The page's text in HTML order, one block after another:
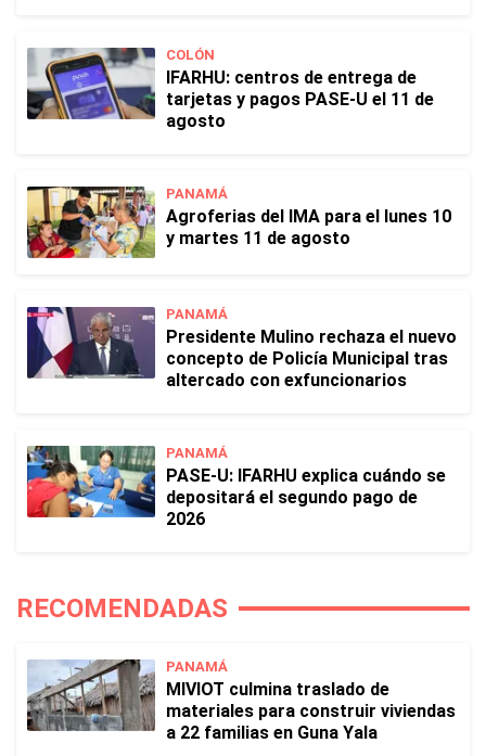
COLÓN
IFARHU: centros de entrega de
tarjetas y pagos PASE-U el 11 de
agosto
PANAMÁ
Agroferias del IMA para el lunes 10
y martes 11 de agosto
PANAMÁ
Presidente Mulino rechaza el nuevo
concepto de Policía Municipal tras
altercado con exfuncionarios
PANAMÁ
PASE-U: IFARHU explica cuándo se
depositará el segundo pago de
2026
RECOMENDADAS
PANAMÁ
MIVIOT culmina traslado de
materiales para construir viviendas
a 22 familias en Guna Yala